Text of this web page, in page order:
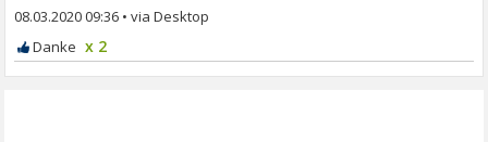
08.03.2020 09:36 •
x 2